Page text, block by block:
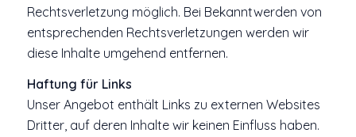
Rechtsverletzung möglich. Bei Bekanntwerden von
entsprechenden Rechtsverletzungen werden wir
diese Inhalte umgehend entfernen.
Haftung für Links
Unser Angebot enthält Links zu externen Websites
Dritter, auf deren Inhalte wir keinen Einfluss haben.